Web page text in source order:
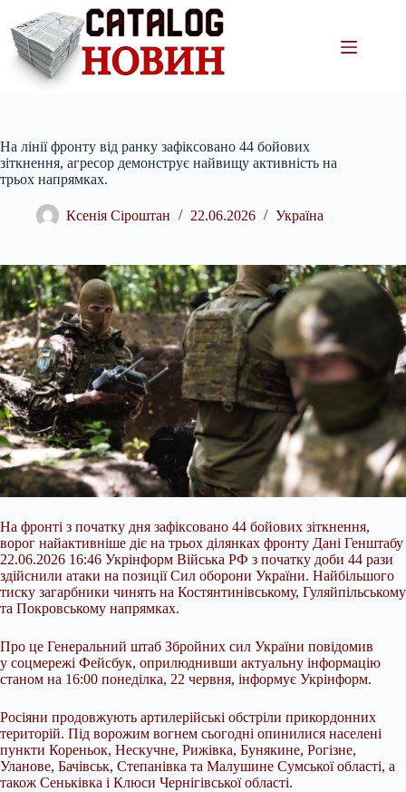
вмісту
На лінії фронту від ранку зафіксовано 44 бойових
зіткнення, агресор демонструє найвищу активність на
трьох напрямках.
Ксенія Сіроштан 22.06.2026 Україна
На фронті з початку дня зафіксовано 44 бойових зіткнення,
ворог найактивніше діє на трьох ділянках фронту Дані Генштабу
22.06.2026 16:46 Укрінформ Війська РФ з початку доби 44 рази
здійснили атаки на позиції Сил оборони України. Найбільшого
тиску загарбники чинять на Костянтинівському, Гуляйпільському
та Покровському напрямках.
Про це Генеральний штаб Збройних сил України повідомив
у соцмережі Фейсбук, оприлюднивши актуальну інформацію
станом на 16:00 понеділка, 22 червня, інформує Укрінформ.
Росіяни продовжують артилерійські обстріли прикордонних
територій. Під ворожим вогнем сьогодні опинилися населені
пункти Кореньок, Нескучне, Рижівка, Бунякине, Рогізне,
Уланове, Бачівськ, Степанівка та Малушине Сумської області, а
також Сеньківка і Клюси Чернігівської області.